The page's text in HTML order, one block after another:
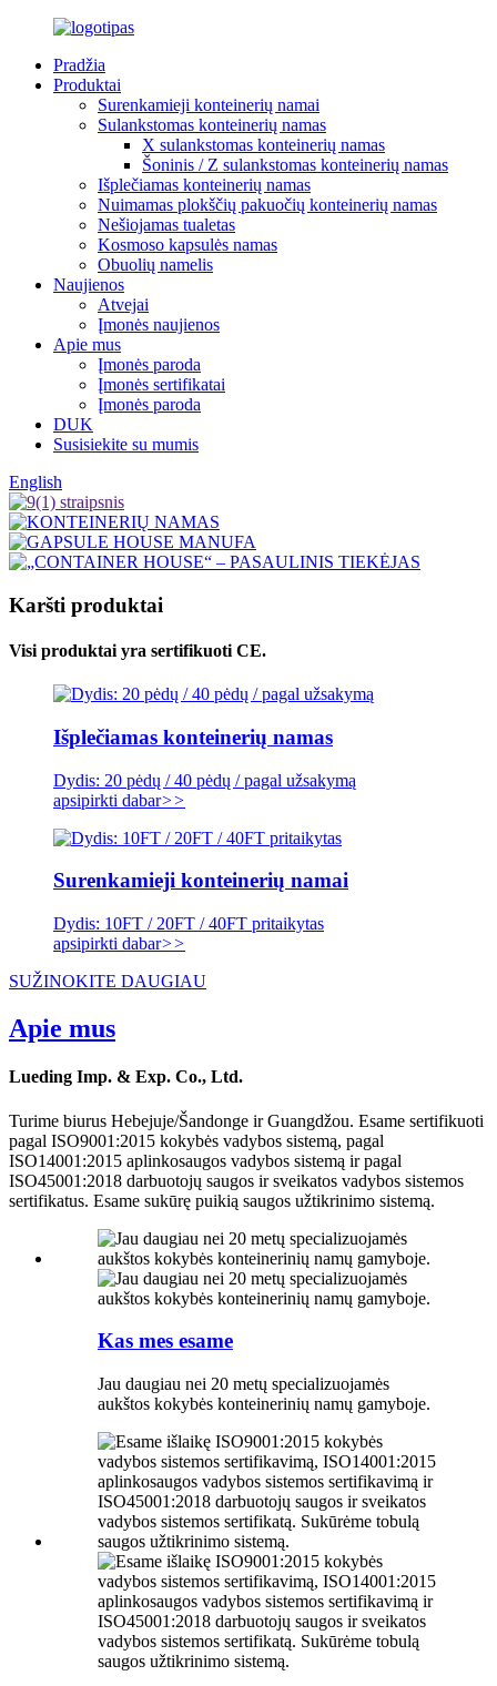
Pradžia
Produktai
Surenkamieji konteinerių namai
Sulankstomas konteinerių namas
X sulankstomas konteinerių namas
Šoninis / Z sulankstomas konteinerių namas
Išplečiamas konteinerių namas
Nuimamas plokščių pakuočių konteinerių namas
Nešiojamas tualetas
Kosmoso kapsulės namas
Obuolių namelis
Naujienos
Atvejai
Įmonės naujienos
Apie mus
Įmonės paroda
Įmonės sertifikatai
Įmonės paroda
DUK
Susisiekite su mumis
English
Karšti produktai
Visi produktai yra sertifikuoti CE.
Išplečiamas konteinerių namas
Dydis: 20 pėdų / 40 pėdų / pagal užsakymą
apsipirkti dabar>>
Surenkamieji konteinerių namai
Dydis: 10FT / 20FT / 40FT pritaikytas
apsipirkti dabar>>
SUŽINOKITE DAUGIAU
Apie mus
Lueding Imp. & Exp. Co., Ltd.
Turime biurus Hebejuje/Šandonge ir Guangdžou. Esame sertifikuoti
pagal ISO9001:2015 kokybės vadybos sistemą, pagal
ISO14001:2015 aplinkosaugos vadybos sistemą ir pagal
ISO45001:2018 darbuotojų saugos ir sveikatos vadybos sistemos
sertifikatus. Esame sukūrę puikią saugos užtikrinimo sistemą.
Kas mes esame
Jau daugiau nei 20 metų specializuojamės
aukštos kokybės konteinerinių namų gamyboje.